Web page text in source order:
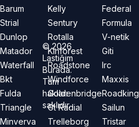
Barum
Strial
Dunlop
Matador
Waterfall
Bkt
Fulda
Triangle
Minverva
Kelly
Sentury
Rotalla
Kinforest
Roadstone
Windforce
Goldenbridge
Gt Radial
Trelleborg
Federal
Formula
V-netik
Giti
Irc
Maxxis
Roadking
Sailun
Tristar
©2026
Lastiğim
Burada.
Tüm
hakları
saklıdır.